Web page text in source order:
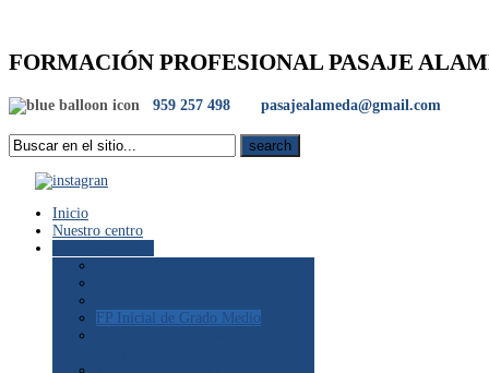
FORMACIÓN PROFESIONAL PASAJE
959 257 498 pasajealameda@gmail.com
Inicio
Nuestro centro
FP Inicial de Grado Medio